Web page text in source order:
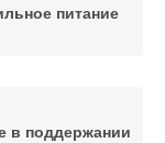
питание
в поддержании